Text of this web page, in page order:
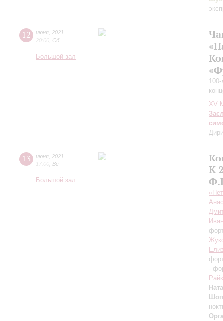
12 июня 2021
20:00 Сб
Большой зал
100-
XV
13 июня 2021
17:00 Вс
Большой зал
К
-